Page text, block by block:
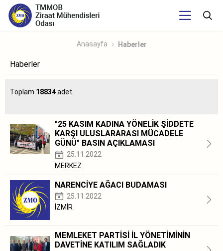
Anasayfa Haberler
Haberler
Toplam 18834adet.
"25 KASIM KADINA YÖNELİK ŞİDDETE
KARŞI ULUSLARARASI MÜCADELE
GÜNÜ" BASIN AÇIKLAMASI
25.11.2022
MERKEZ
NARENCİYE AĞACI BUDAMASI
25.11.2022
İZMİR
MEMLEKET PARTİSİ İL YÖNETİMİNİN
DAVETİNE KATILIM SAĞLADIK